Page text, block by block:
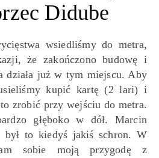
Didube
wsiedliśmy do metra,
że zakończono budowę i
działa już w tym miejscu. Aby
kupić kartę (2 lari) i
zrobić przy wejściu do metra.
głęboko w dół. Marcin
był to kiedyś jakiś schron. W
sobie moją przygodę z